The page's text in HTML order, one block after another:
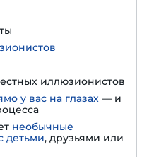
иллюзионистов
у вас на глазах — и
необычные
детьми, друзьями или